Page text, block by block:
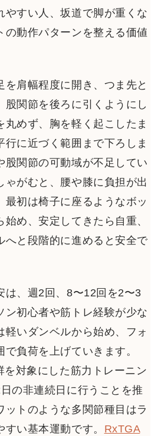
やすい人、坂道で脚が重くな
の動作パターンを整える価値
を肩幅程度に開き、つま先と
股関節を後ろに引くようにし
丸めず、胸を軽く起こしたま
行に近づく範囲まで下ろしま
股関節の可動域が不足してい
ゃがむと、腰や膝に負担が出
最初は椅子に座るようなボッ
め、安定してきたら自重、
へと段階的に進めると安全で
は、週2回、8〜12回を2〜3
ン初心者や筋トレ経験が少な
軽いダンベルから始め、フォ
負荷を上げていきます。
を対象にした筋力トレーニン
の非連続日に行うことを推
ットのような多関節種目はラ
い基本運動です。 RxTGA